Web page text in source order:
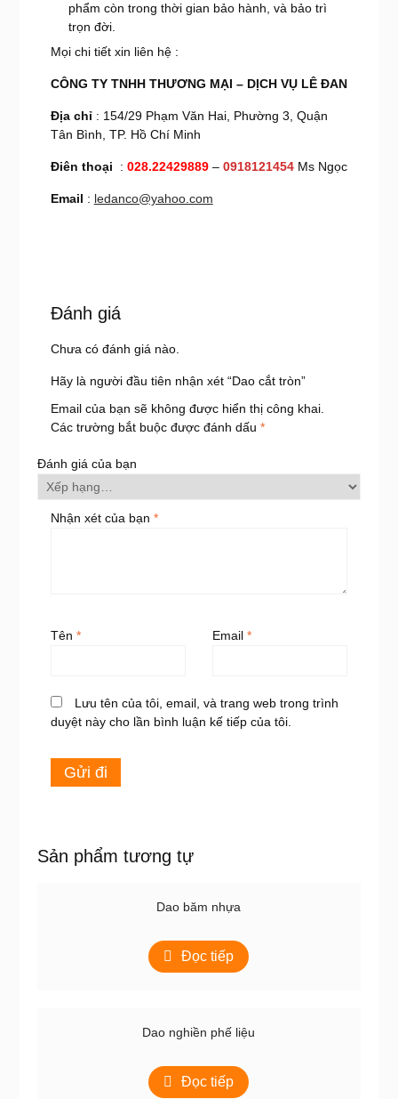
phẩm còn trong thời gian bảo hành, và bảo trì
trọn đời.
Mọi chi tiết xin liên hệ :
CÔNG TY TNHH THƯƠNG MẠI – DỊCH VỤ LÊ ĐAN
Địa chỉ: 154/29 Phạm Văn Hai, Phường 3, Quận
Tân Bình, TP. Hồ Chí Minh
Điên thoại : 028.22429889– 0918121454 Ms Ngọc
Email : ledanco@yahoo.com
Đánh giá
Chưa có đánh giá nào.
Hãy là người đầu tiên nhận xét “Dao cắt tròn”
Email của bạn sẽ không được hiển thị công khai.
Các trường bắt buộc được đánh dấu *
Đánh giá của bạn
Nhận xét của bạn *
Tên * Email *
Lưu tên của tôi, email, và trang web trong trình
duyệt này cho lần bình luận kế tiếp của tôi.
Sản phẩm tương tự
Dao băm nhựa
Đọc tiếp
Dao nghiền phế liệu
Đọc tiếp